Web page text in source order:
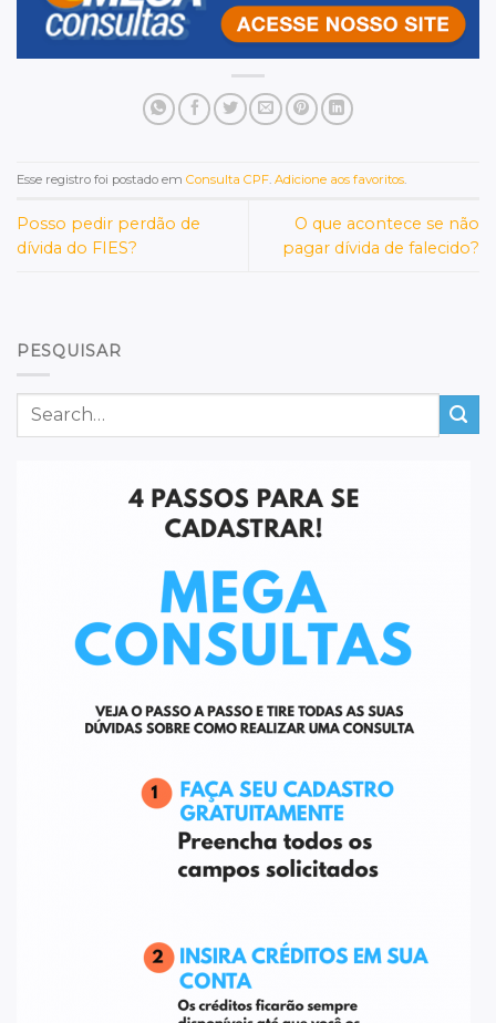
Esse registro foi postado em Consulta CPF. Adicione aos favoritos.
Posso pedir perdão de
dívida do FIES?
O que acontece se não
pagar dívida de falecido?
PESQUISAR